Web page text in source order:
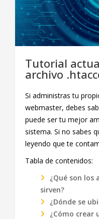
Tutorial
archivo
Si administras tu
webmaster, debes
puede ser tu mejor
sistema. Si no sabes
leyendo que te
Tabla de contenidos:
¿Qué son los
sirven?
¿Dónde se
¿Cómo crear